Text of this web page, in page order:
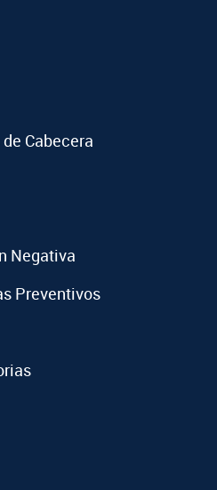
Cabecera
Negativa
Preventivos